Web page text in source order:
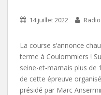
14 juillet 2022
La course s’annonce
terme à Coulommiers !
seine-et-marnais plus de
de cette épreuve
présidé par Marc